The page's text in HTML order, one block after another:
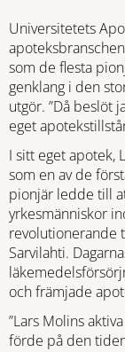
Universitetets
som de flesta
genklang i den
utgör. ”Då beslöt
eget
I sitt eget apotek,
som en av de
pionjär ledde till
yrkesmänniskor
revolutionerande
Sarvilahti.
och främjade
”Lars Molins
förde på den